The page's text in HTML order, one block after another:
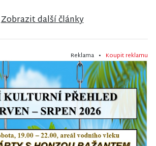
Zobrazit další články
Reklama • Koupit reklamu